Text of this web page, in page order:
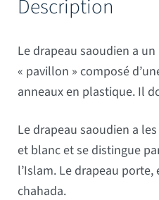
Description
Le drapeau saoudien a
« pavillon » composé
anneaux en plastique. Il
Le drapeau saoudien a
et blanc et se distingue
l’Islam. Le drapeau
chahada.